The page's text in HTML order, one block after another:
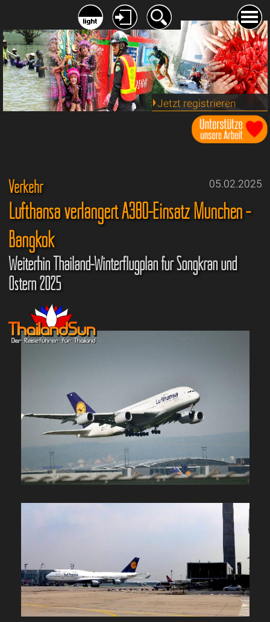
Jetzt registrieren
05.02.2025
Verkehr
Lufthansa verlängert A380-Einsatz München -
Bangkok
Weiterhin Thailand-Winterflugplan für Songkran und
Ostern 2025